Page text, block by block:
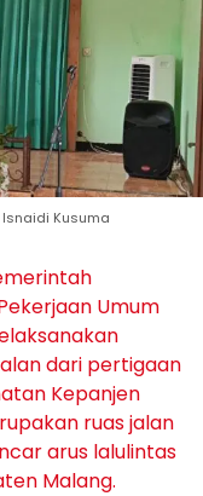
Isnaidi Kusuma
Umum
dari pertigaan
Kepanjen
ruas jalan
arus lalulintas
Malang.